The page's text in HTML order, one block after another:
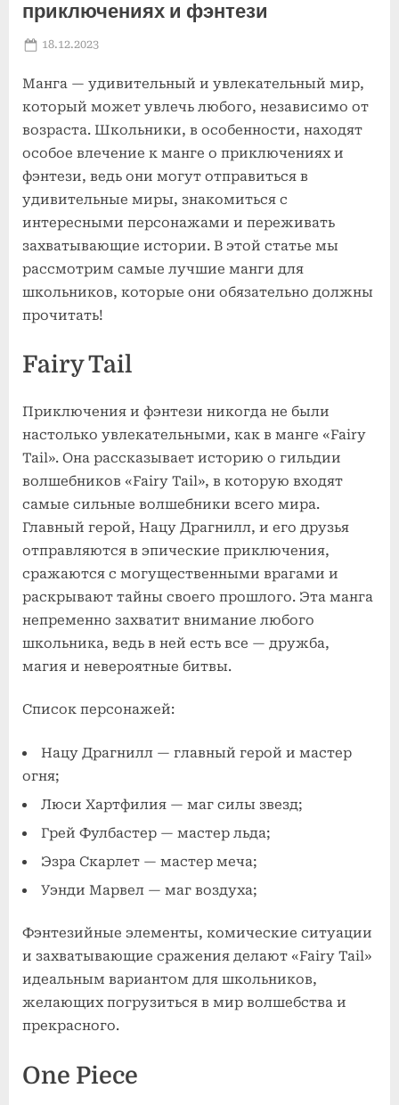
приключениях и фэнтези
Posted
18.12.2023
Манга — удивительный и увлекательный мир,
который может увлечь любого, независимо от
возраста. Школьники, в особенности, находят
особое влечение к манге о приключениях и
фэнтези, ведь они могут отправиться в
удивительные миры, знакомиться с
интересными персонажами и переживать
захватывающие истории. В этой статье мы
рассмотрим самые лучшие манги для
школьников, которые они обязательно должны
прочитать!
Fairy Tail
Приключения и фэнтези никогда не были
настолько увлекательными, как в манге «Fairy
Tail». Она рассказывает историю о гильдии
волшебников «Fairy Tail», в которую входят
самые сильные волшебники всего мира.
Главный герой, Нацу Драгнилл, и его друзья
отправляются в эпические приключения,
сражаются с могущественными врагами и
раскрывают тайны своего прошлого. Эта манга
непременно захватит внимание любого
школьника, ведь в ней есть все — дружба,
магия и невероятные битвы.
Список персонажей:
Нацу Драгнилл — главный герой и мастер
огня;
Люси Хартфилия — маг силы звезд;
Грей Фулбастер — мастер льда;
Эзра Скарлет — мастер меча;
Уэнди Марвел — маг воздуха;
Фэнтезийные элементы, комические ситуации
и захватывающие сражения делают «Fairy Tail»
идеальным вариантом для школьников,
желающих погрузиться в мир волшебства и
прекрасного.
One Piece